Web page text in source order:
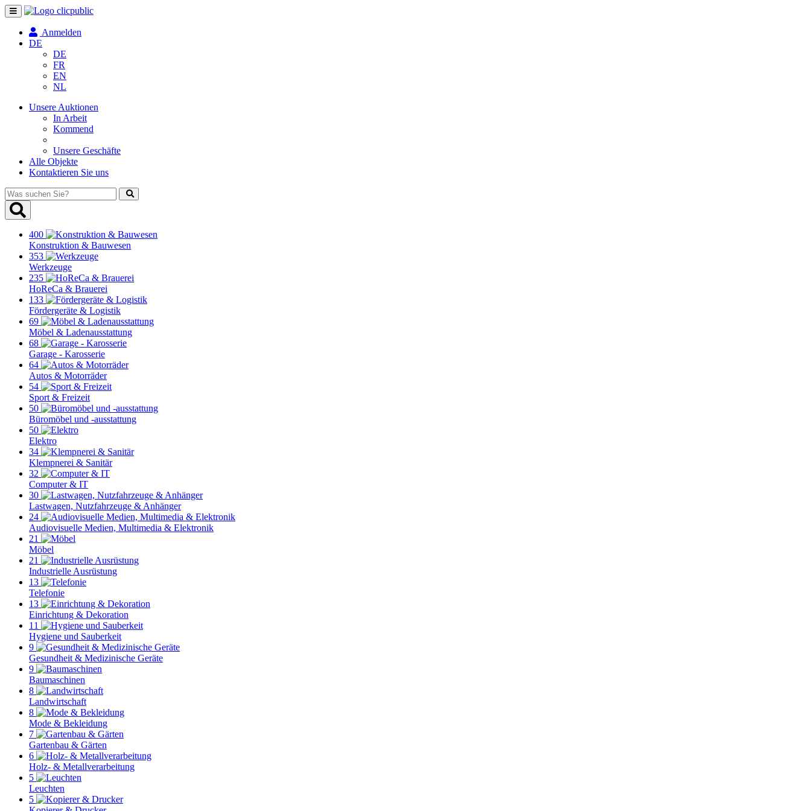
Navigation
umschalten
Anmelden
DE
DE
FR
EN
NL
Unsere Auktionen
In Arbeit
Kommend
Unsere Geschäfte
Alle Objekte
Kontaktieren Sie uns
Was
suchen
Sie?
400
Konstruktion & Bauwesen
353
Werkzeuge
235
HoReCa & Brauerei
133
Fördergeräte & Logistik
69
Möbel & Ladenausstattung
68
Garage - Karosserie
64
Autos & Motorräder
54
Sport & Freizeit
50
Büromöbel und -ausstattung
50
Elektro
34
Klempnerei & Sanitär
32
Computer & IT
30
Lastwagen, Nutzfahrzeuge & Anhänger
24
Audiovisuelle Medien, Multimedia & Elektronik
21
Möbel
21
Industrielle Ausrüstung
13
Telefonie
13
Einrichtung & Dekoration
11
Hygiene und Sauberkeit
9
Gesundheit & Medizinische Geräte
9
Baumaschinen
8
Landwirtschaft
8
Mode & Bekleidung
7
Gartenbau & Gärten
6
Holz- & Metallverarbeitung
5
Leuchten
5